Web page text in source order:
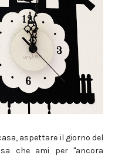
aspettare il giorno del
che ami per "ancora